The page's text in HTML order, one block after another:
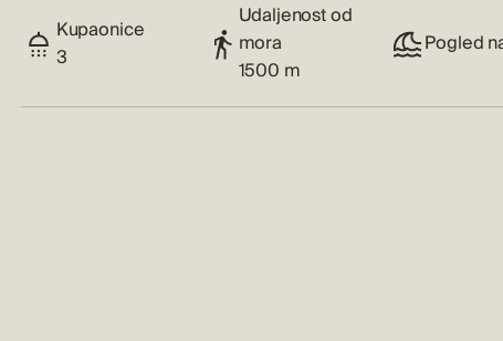
Kupaonice
3
Udaljenost od
mora
1500 m
Pogled